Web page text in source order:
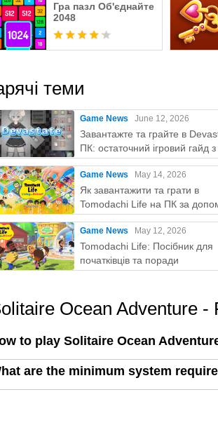
Гра пазл Об'єднайте
2048
теми
Game News June 12, 2026
Завантажте та грайте в
ПК: остаточний ігровий гайд з
Play
Game News May 14, 2026
Як завантажити та грати в
Tomodachi Life на ПК за
MEmu
Game News May 12, 2026
Tomodachi Life: Посібник для
початківців та поради
Ocean Adventure -
to play Solitaire Ocean
are the minimum system